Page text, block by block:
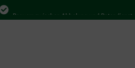
Bequem zwischen Abholung und Botendienst wählen